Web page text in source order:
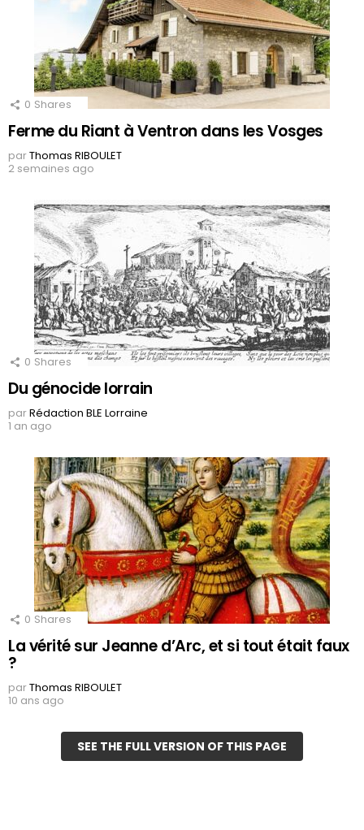
0 Shares
Ferme du Riant à Ventron dans les Vosges
parThomas RIBOULET
2 semaines ago
0 Shares
Du génocide lorrain
parRédaction BLE Lorraine
1 an ago
0 Shares
La vérité sur Jeanne d’Arc, et si tout était faux
?
parThomas RIBOULET
10 ans ago
SEE THE FULL VERSION OF THIS PAGE